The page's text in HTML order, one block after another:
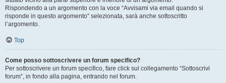
Rispondendo a un argomento con la voce “Avvisami via email quando si
risponde in questo argomento” selezionata, sarà anche sottoscritto
l’argomento.
Top
Come posso sottoscrivere un forum specifico?
Per sottoscrivere un forum specifico, fare click sul collegamento “Sottoscrivi
forum”, in fondo alla pagina, entrando nel forum.